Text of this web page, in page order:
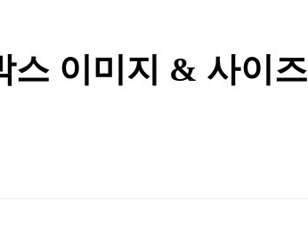
스 이미지 & 사이즈